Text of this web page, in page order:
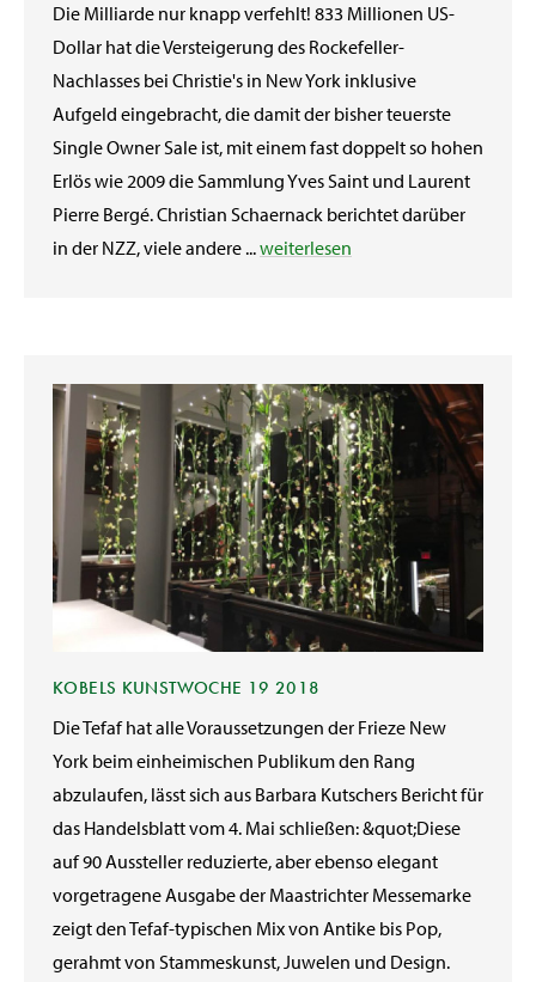
Die Milliarde nur knapp verfehlt! 833 Millionen US-
Dollar hat die Versteigerung des Rockefeller-
Nachlasses bei Christie's in New York inklusive
Aufgeld eingebracht, die damit der bisher teuerste
Single Owner Sale ist, mit einem fast doppelt so hohen
Erlös wie 2009 die Sammlung Yves Saint und Laurent
Pierre Bergé. Christian Schaernack berichtet darüber
in der NZZ, viele andere ...weiterlesen
KOBELS KUNSTWOCHE 19 2018
Die Tefaf hat alle Voraussetzungen der Frieze New
York beim einheimischen Publikum den Rang
abzulaufen, lässt sich aus Barbara Kutschers Bericht für
das Handelsblatt vom 4. Mai schließen: &quot;Diese
auf 90 Aussteller reduzierte, aber ebenso elegant
vorgetragene Ausgabe der Maastrichter Messemarke
zeigt den Tefaf-typischen Mix von Antike bis Pop,
gerahmt von Stammeskunst, Juwelen und Design.